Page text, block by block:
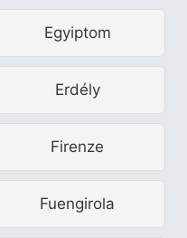
Egyiptom
Erdély
Firenze
Fuengirola